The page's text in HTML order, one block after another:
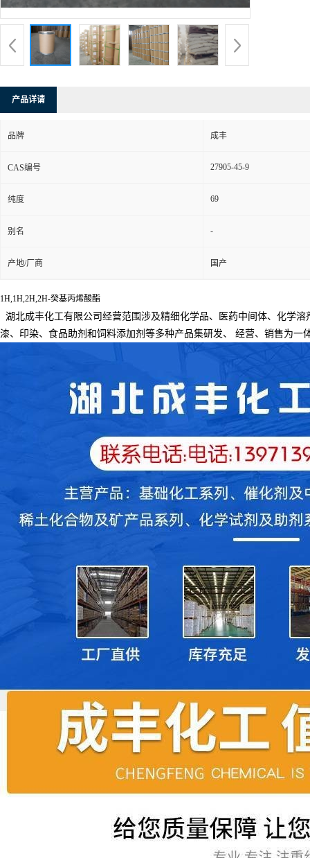
产品详请
品牌 成丰
CAS编号 27905-45-9
纯度 69
别名 -
产地/厂商 国产
1H,1H,2H,2H-癸基丙烯酸酯
湖北成丰化工有限公司经营范围涉及精细化学品、医药中间体、化学
漆、印染、食品助剂和饲料添加剂等多种产品集研发、
经营、销售为一